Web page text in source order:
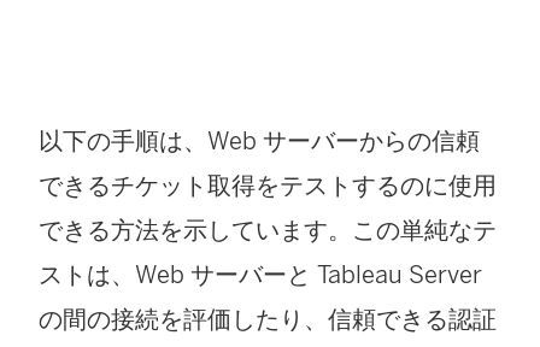
以下の手順は、Web サーバーからの信頼
できるチケット取得をテストするのに使用
できる方法を示しています。この単純なテ
ストは、Web サーバーと Tableau Server
の間の接続を評価したり、信頼できる認証